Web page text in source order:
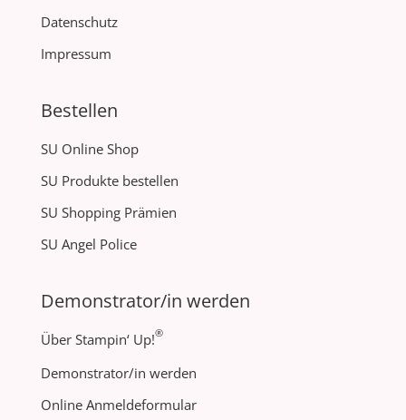
Datenschutz
Impressum
Bestellen
SU Online Shop
SU Produkte bestellen
SU Shopping Prämien
SU Angel Police
Demonstrator/in werden
Über Stampin‘ Up!®
Demonstrator/in werden
Online Anmeldeformular